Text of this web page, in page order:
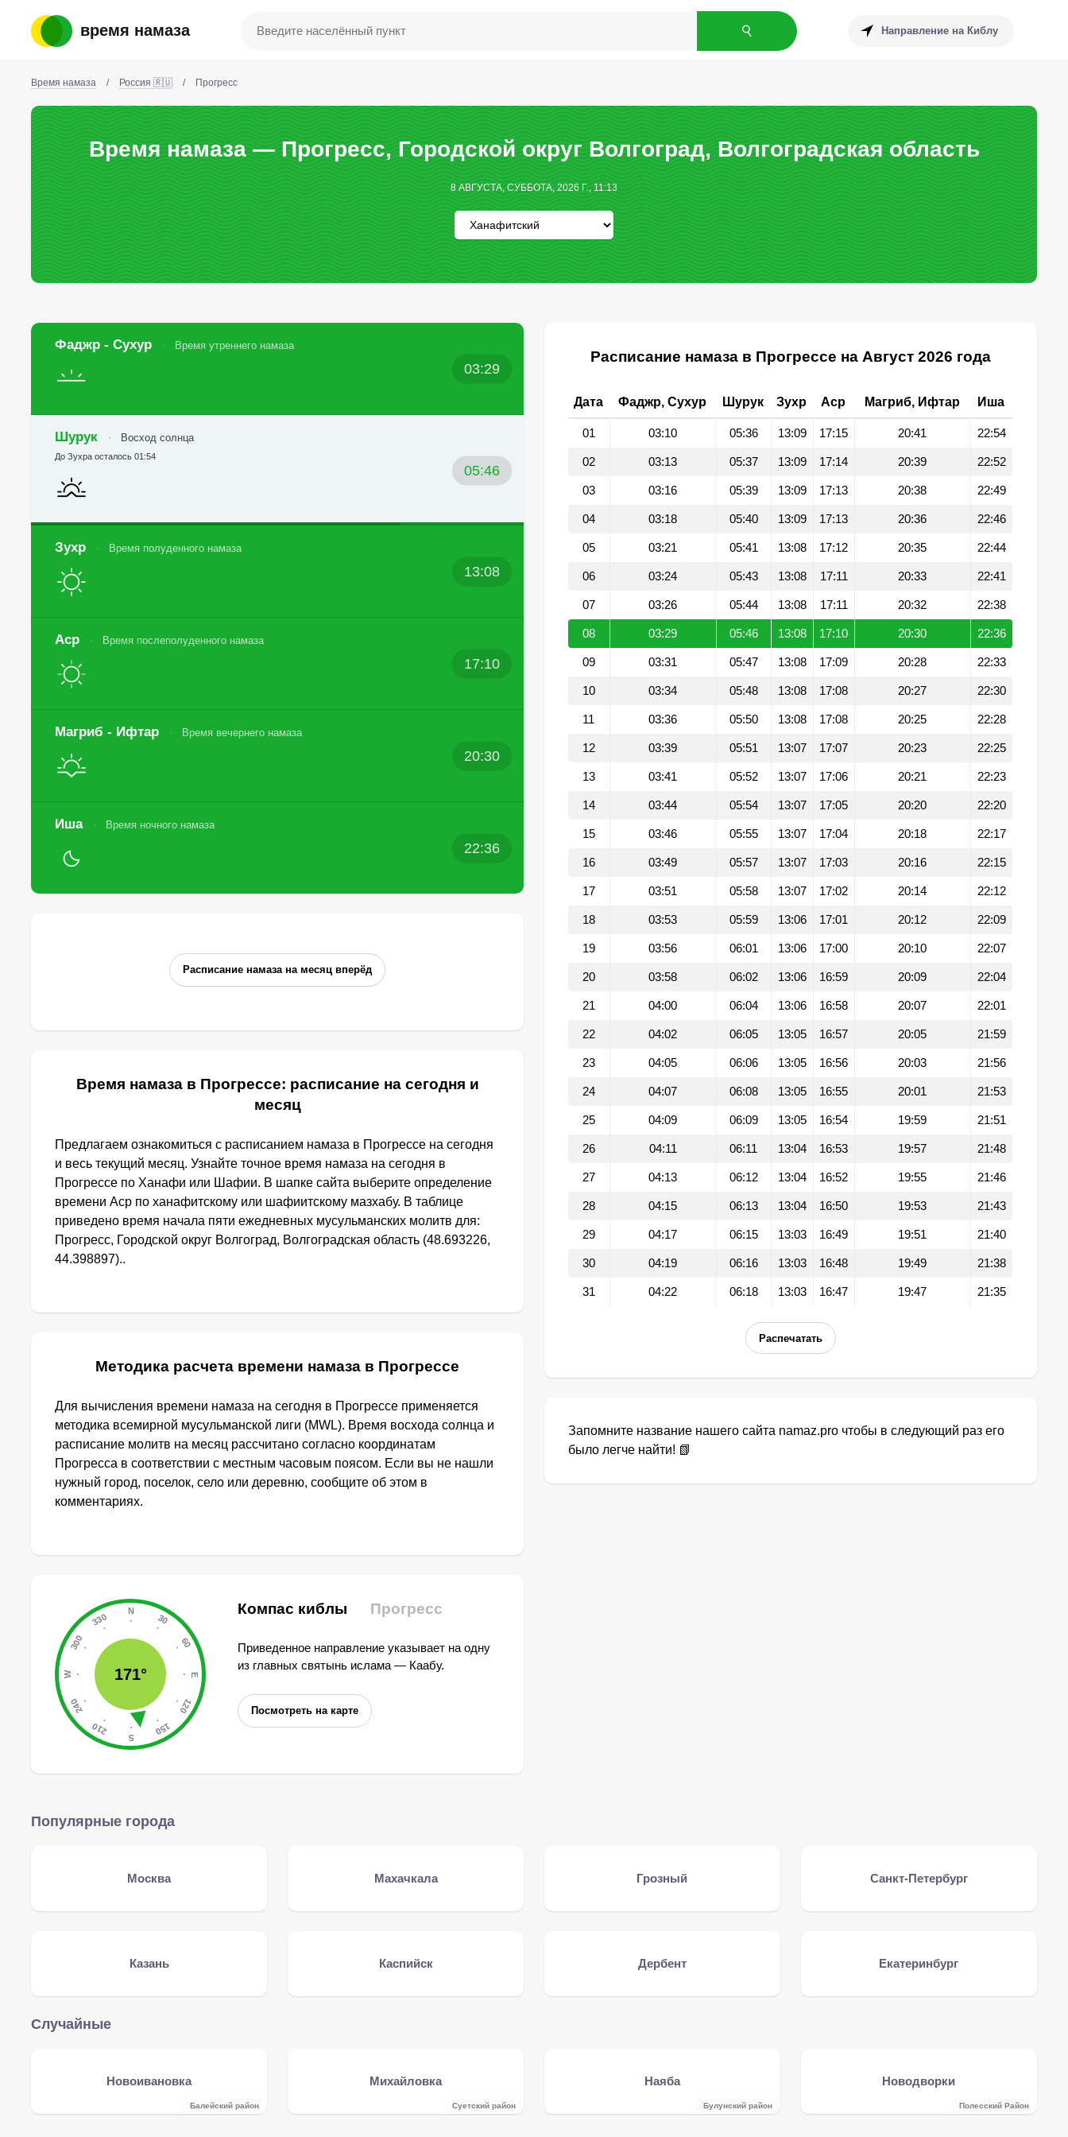
время намаза Направление на Киблу
Время намаза / Россия 🇷🇺 / Прогресс
Время намаза — Прогресс, Городской округ Волгоград, Волгоградская область
8 АВГУСТА, СУББОТА, 2026 Г., 11:13
Фаджр - Сухур Время утреннего намаза
03:29
Шурук Восход солнца
05:46
До Зухра осталось 01:54
Зухр Время полуденного намаза
13:08
Аср Время послеполуденного намаза
17:10
Магриб - Ифтар Время вечернего намаза
20:30
Иша Время ночного намаза
22:36
Расписание намаза на месяц вперёд
Время намаза в Прогрессе: расписание на сегодня и
месяц
Предлагаем ознакомиться с расписанием намаза в Прогрессе на сегодня
и весь текущий месяц. Узнайте точное время намаза на сегодня в
Прогрессе по Ханафи или Шафии. В шапке сайта выберите определение
времени Аср по ханафитскому или шафиитскому мазхабу. В таблице
приведено время начала пяти ежедневных мусульманских молитв для:
Прогресс, Городской округ Волгоград, Волгоградская область (48.693226,
44.398897)..
Методика расчета времени намаза в Прогрессе
Для вычисления времени намаза на сегодня в Прогрессе применяется
методика всемирной мусульманской лиги (MWL). Время восхода солнца и
расписание молитв на месяц рассчитано согласно координатам
Прогресса в соответствии с местным часовым поясом. Если вы не нашли
нужный город, поселок, село или деревню, сообщите об этом в
комментариях.
171°
Компас киблы Прогресс
Приведенное направление указывает на одну
из главных святынь ислама — Каабу.
Посмотреть на карте
Расписание намаза в Прогрессе на Август 2026 года
Дата Фаджр, Сухур Шурук Зухр Аср Магриб, Ифтар Иша
01 03:10 05:36 13:09 17:15 20:41 22:54
02 03:13 05:37 13:09 17:14 20:39 22:52
03 03:16 05:39 13:09 17:13 20:38 22:49
04 03:18 05:40 13:09 17:13 20:36 22:46
05 03:21 05:41 13:08 17:12 20:35 22:44
06 03:24 05:43 13:08 17:11 20:33 22:41
07 03:26 05:44 13:08 17:11 20:32 22:38
08 03:29 05:46 13:08 17:10 20:30 22:36
09 03:31 05:47 13:08 17:09 20:28 22:33
10 03:34 05:48 13:08 17:08 20:27 22:30
11 03:36 05:50 13:08 17:08 20:25 22:28
12 03:39 05:51 13:07 17:07 20:23 22:25
13 03:41 05:52 13:07 17:06 20:21 22:23
14 03:44 05:54 13:07 17:05 20:20 22:20
15 03:46 05:55 13:07 17:04 20:18 22:17
16 03:49 05:57 13:07 17:03 20:16 22:15
17 03:51 05:58 13:07 17:02 20:14 22:12
18 03:53 05:59 13:06 17:01 20:12 22:09
19 03:56 06:01 13:06 17:00 20:10 22:07
20 03:58 06:02 13:06 16:59 20:09 22:04
21 04:00 06:04 13:06 16:58 20:07 22:01
22 04:02 06:05 13:05 16:57 20:05 21:59
23 04:05 06:06 13:05 16:56 20:03 21:56
24 04:07 06:08 13:05 16:55 20:01 21:53
25 04:09 06:09 13:05 16:54 19:59 21:51
26 04:11 06:11 13:04 16:53 19:57 21:48
27 04:13 06:12 13:04 16:52 19:55 21:46
28 04:15 06:13 13:04 16:50 19:53 21:43
29 04:17 06:15 13:03 16:49 19:51 21:40
30 04:19 06:16 13:03 16:48 19:49 21:38
31 04:22 06:18 13:03 16:47 19:47 21:35
Распечатать
Запомните название нашего сайта namaz.pro чтобы в следующий раз его
было легче найти! 📗
Популярные города
Москва Махачкала Грозный Санкт-Петербург
Казань Каспийск Дербент Екатеринбург
Случайные
Новоивановка
Балейский район
Михайловка
Суетский район
Наяба
Булунский район
Новодворки
Полесский Район